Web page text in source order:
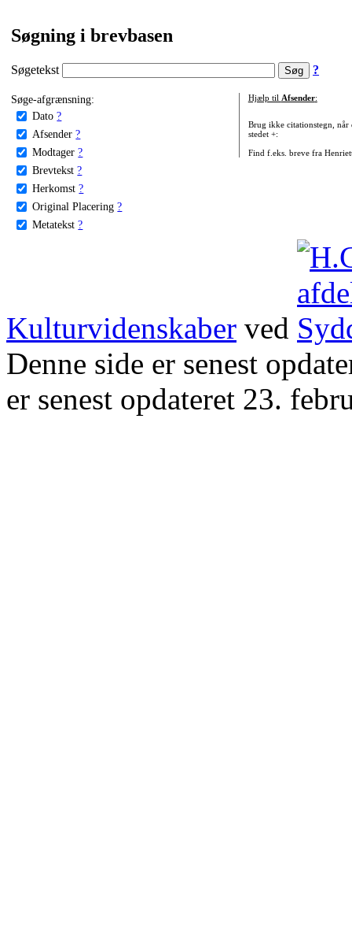
Søgning i brevbasen
Søgetekst ?
Søge-afgrænsning:
Dato ?
Afsender ?
Modtager ?
Brevtekst ?
Herkomst ?
Original Placering ?
Metatekst ?
Hjælp til Afsender:
Brug ikke citationstegn, når
stedet +:
Find f.eks. breve fra
Kulturvidenskaber ved
Denne side er senest
er senest opdateret 23.